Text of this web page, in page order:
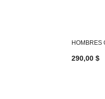
HOMBRES
290,00 $